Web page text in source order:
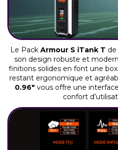
Le Pack Armour S iTank T
son design robuste et
finitions solides en font une
restant ergonomique et
0.96" vous offre une
confort